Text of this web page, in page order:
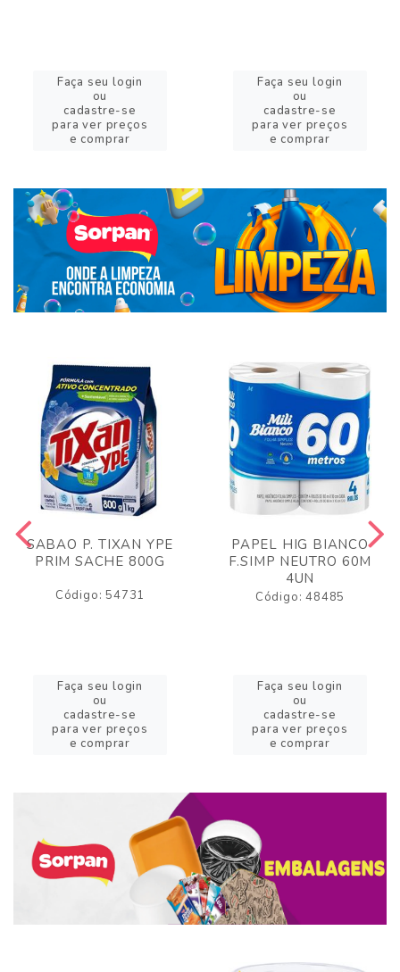
Faça seu login
ou
cadastre-se
para ver preços
e comprar
Faça seu login
ou
cadastre-se
para ver preços
e comprar
SABAO P. TIXAN YPE
PRIM SACHE 800G
Código: 54731
Faça seu login
ou
cadastre-se
para ver preços
e comprar
PAPEL HIG BIANCO
F.SIMP NEUTRO 60M
4UN
Código: 48485
Faça seu login
ou
cadastre-se
para ver preços
e comprar